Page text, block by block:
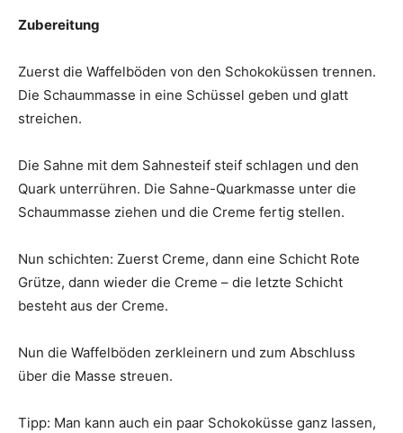
Zubereitung
Zuerst die Waffelböden von den Schokoküssen trennen.
Die Schaummasse in eine Schüssel geben und glatt
streichen.
Die Sahne mit dem Sahnesteif steif schlagen und den
Quark unterrühren. Die Sahne-Quarkmasse unter die
Schaummasse ziehen und die Creme fertig stellen.
Nun schichten: Zuerst Creme, dann eine Schicht Rote
Grütze, dann wieder die Creme – die letzte Schicht
besteht aus der Creme.
Nun die Waffelböden zerkleinern und zum Abschluss
über die Masse streuen.
Tipp: Man kann auch ein paar Schokoküsse ganz lassen,